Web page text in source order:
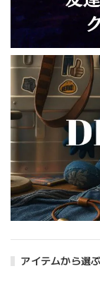
アイテムから選ぶ